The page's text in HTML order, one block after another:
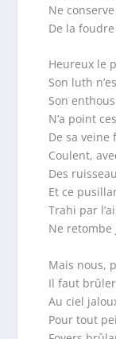
Ne
De la
Heureux le
Son luth
Son
N’a point
De sa veine
Coulent,
Des
Et ce
Trahi par
Ne retombe
Mais nous,
Il faut
Au ciel
Pour tout